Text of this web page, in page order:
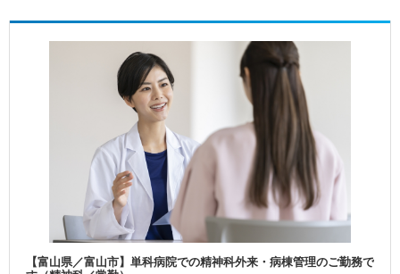
【富山県／富山市】単科病院での精神科外来・病棟管理のご勤務で